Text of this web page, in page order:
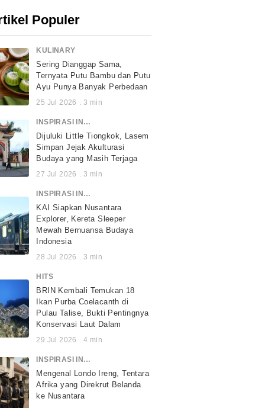
Populer
KULINARY
Sering Dianggap Sama,
Ternyata Putu Bambu dan Putu
Ayu Punya Banyak Perbedaan
25 Jul 2026 . 3 min
INSPIRASI INDONESIA
Dijuluki Little Tiongkok, Lasem
Simpan Jejak Akulturasi
Budaya yang Masih Terjaga
27 Jul 2026 . 3 min
INSPIRASI INDONESIA
KAI Siapkan Nusantara
Explorer, Kereta Sleeper
Mewah Bernuansa Budaya
Indonesia
28 Jul 2026 . 3 min
HITS
BRIN Kembali Temukan 18
Ikan Purba Coelacanth di
Pulau Talise, Bukti Pentingnya
Konservasi Laut Dalam
29 Jul 2026 . 4 min
INSPIRASI INDONESIA
Mengenal Londo Ireng, Tentara
Afrika yang Direkrut Belanda
ke Nusantara